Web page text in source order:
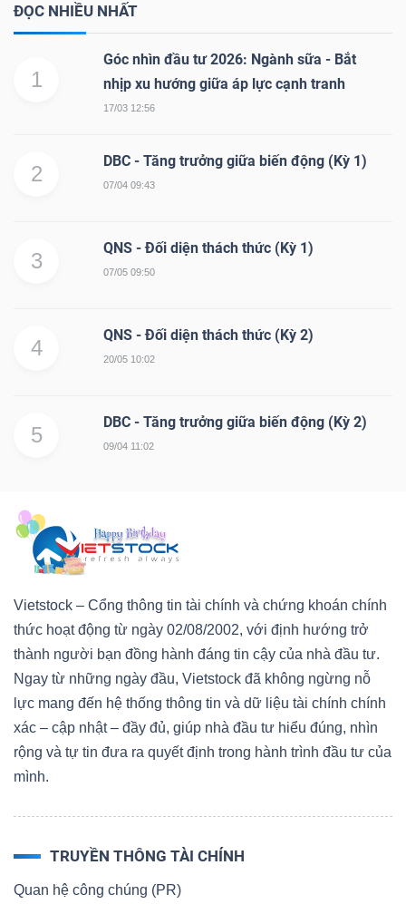
ĐỌC NHIỀU NHẤT
1
Góc nhìn đầu tư 2026: Ngành sữa - Bắt
nhịp xu hướng giữa áp lực cạnh tranh
17/03 12:56
2
DBC - Tăng trưởng giữa biến động (Kỳ 1)
07/04 09:43
3
QNS - Đối diện thách thức (Kỳ 1)
07/05 09:50
4
QNS - Đối diện thách thức (Kỳ 2)
20/05 10:02
5
DBC - Tăng trưởng giữa biến động (Kỳ 2)
09/04 11:02
Vietstock – Cổng thông tin tài chính và chứng khoán chính
thức hoạt động từ ngày 02/08/2002, với định hướng trở
thành người bạn đồng hành đáng tin cậy của nhà đầu tư.
Ngay từ những ngày đầu, Vietstock đã không ngừng nỗ
lực mang đến hệ thống thông tin và dữ liệu tài chính chính
xác – cập nhật – đầy đủ, giúp nhà đầu tư hiểu đúng, nhìn
rộng và tự tin đưa ra quyết định trong hành trình đầu tư của
mình.
TRUYỀN THÔNG TÀI CHÍNH
Quan hệ công chúng (PR)
Sách
chính
đầu
liệu
tài
chính